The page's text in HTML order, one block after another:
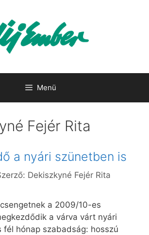
Menü
Fejér Rita
a nyári szünetben is
Dekiszkyné Fejér Rita
a 2009/10-es
a várva várt nyári
fél hónap szabadság: hosszú